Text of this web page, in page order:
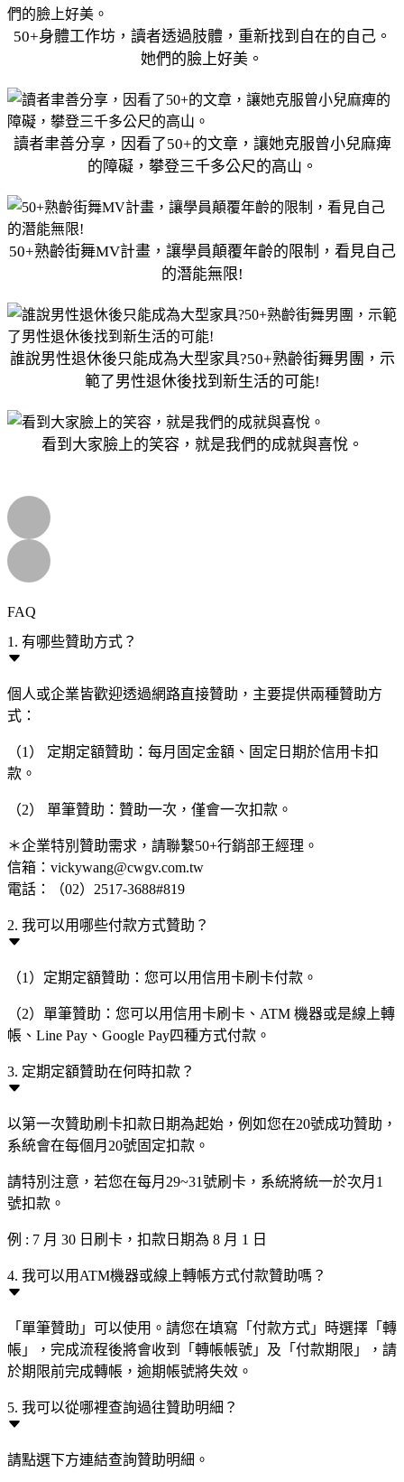
50+身體工作坊，讀者透過肢體，重新找到自在的自己。
她們的臉上好美。
讀者聿善分享，因看了50+的文章，讓她克服曾小兒麻痺
的障礙，攀登三千多公尺的高山。
50+熟齡街舞MV計畫，讓學員顛覆年齡的限制，看見自己
的潛能無限!
誰說男性退休後只能成為大型家具?50+熟齡街舞男團，示
範了男性退休後找到新生活的可能!
看到大家臉上的笑容，就是我們的成就與喜悅。
FAQ
1. 有哪些贊助方式？
個人或企業皆歡迎透過網路直接贊助，主要提供兩種贊助方
式：
（1） 定期定額贊助：每月固定金額、固定日期於信用卡扣
款。
（2） 單筆贊助：贊助一次，僅會一次扣款。
＊企業特別贊助需求，請聯繫50+行銷部王經理。
信箱：vickywang@cwgv.com.tw
電話：（02）2517-3688#819
2. 我可以用哪些付款方式贊助？
（1）定期定額贊助：您可以用信用卡刷卡付款。
（2）單筆贊助：您可以用信用卡刷卡、ATM 機器或是線上轉
帳、Line Pay、Google Pay四種方式付款。
3. 定期定額贊助在何時扣款？
以第一次贊助刷卡扣款日期為起始，例如您在20號成功贊助，
系統會在每個月20號固定扣款。
請特別注意，若您在每月29~31號刷卡，系統將統一於次月1
號扣款。
例 : 7 月 30 日刷卡，扣款日期為 8 月 1 日
4. 我可以用ATM機器或線上轉帳方式付款贊助嗎？
「單筆贊助」可以使用。請您在填寫「付款方式」時選擇「轉
帳」，完成流程後將會收到「轉帳帳號」及「付款期限」，請
於期限前完成轉帳，逾期帳號將失效。
5. 我可以從哪裡查詢過往贊助明細？
請點選下方連結查詢贊助明細。